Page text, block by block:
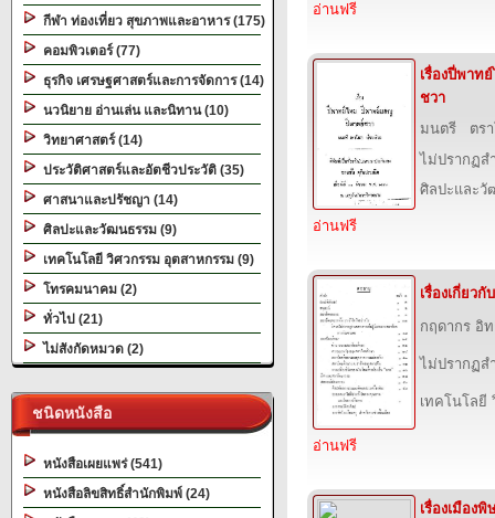
กีฬา ท่องเที่ยว สุขภาพและอาหาร (175)
คอมพิวเตอร์ (77)
ธุรกิจ เศรษฐศาสตร์และการจัดการ (14)
นวนิยาย อ่านเล่น และนิทาน (10)
วิทยาศาสตร์ (14)
ประวัติศาสตร์และอัตชีวประวัติ (35)
ศาสนาและปรัชญา (14)
ศิลปะและวัฒนธรรม (9)
เทคโนโลยี วิศวกรรม อุตสาหกรรม (9)
โทรคมนาคม (2)
ทั่วไป (21)
ไม่สังกัดหมวด (2)
ชนิดหนังสือ
หนังสือเผยแพร่ (541)
หนังสือลิขสิทธิ์สำนักพิมพ์ (24)
อ่านฟรี
เรื่องปี่พา
ชวา
มนตรี ตร
ไม่ปรากฏ
ศิลปะและวั
อ่านฟรี
เรื่องเกี่ยว
กฤดากร อิ
ไม่ปรากฏ
เทคโนโลยี
อ่านฟรี
เรื่องเมือง